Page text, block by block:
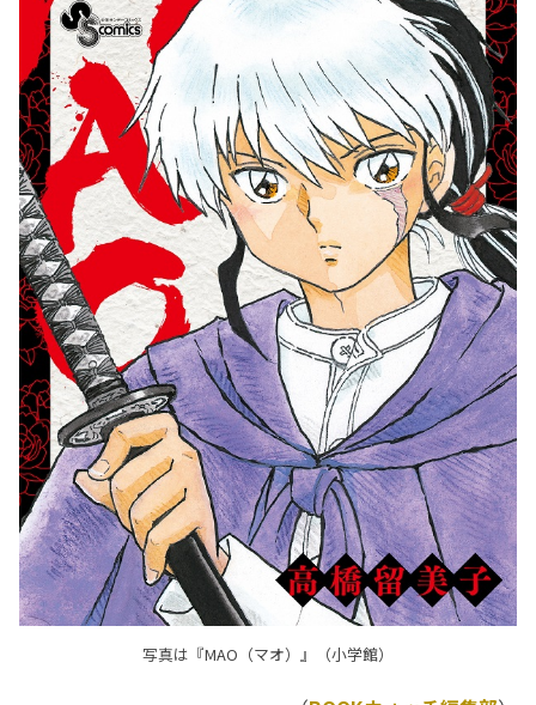
写真は『MAO（マオ）』（小学館）